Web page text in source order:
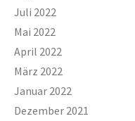
Juli 2022
Mai 2022
April 2022
März 2022
Januar 2022
Dezember 2021